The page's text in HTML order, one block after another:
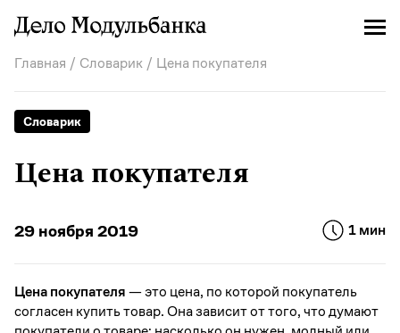
Главная / Словарик / Цена покупателя
Словарик
Цена покупателя
29 ноября 2019 1 мин
Цена покупателя— это цена, по которой покупатель
согласен купить товар. Она зависит от того, что думают